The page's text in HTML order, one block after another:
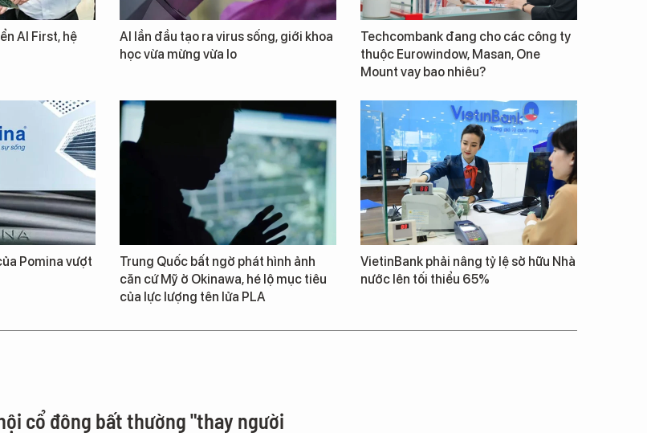
AI First, hệ
AI lần đầu tạo ra virus sống, giới khoa
học vừa mừng vừa lo
Techcombank đang cho các công ty
thuộc Eurowindow, Masan, One
Mount vay bao nhiêu?
Pomina vượt
Trung Quốc bất ngờ phát hình ảnh
căn cứ Mỹ ở Okinawa, hé lộ mục tiêu
của lực lượng tên lửa PLA
VietinBank phải nâng tỷ lệ sở hữu Nhà
nước lên tối thiểu 65%
cổ đông bất thường "thay người